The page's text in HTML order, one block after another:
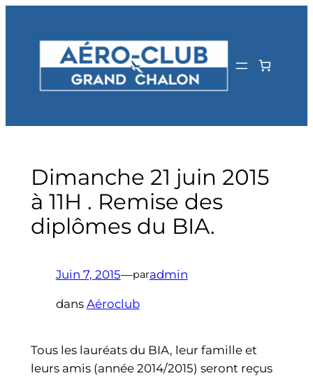
Dimanche 21 juin 2015
à 11H . Remise des
diplômes du BIA.
Juin 7, 2015—paradmin
dans Aéroclub
Tous les lauréats du BIA, leur famille et
leurs amis (année 2014/2015) seront reçus